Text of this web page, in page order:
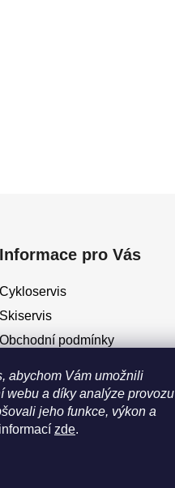
abychom Vám umožnili
webu a díky analýze provozu
jeho funkce, výkon a
zde.
Informace pro Vás
Cykloservis
Skiservis
Obchodní podmínky
vrátit / vyměnit zboží?